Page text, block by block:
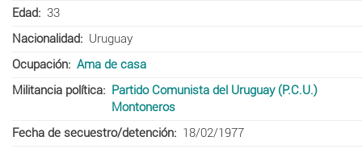
Edad
33
Nacionalidad
Uruguay
Ocupación
Ama de casa
Militancia política
Partido Comunista del Uruguay (P.C.U.)
Montoneros
Fecha de secuestro/detención
18/02/1977